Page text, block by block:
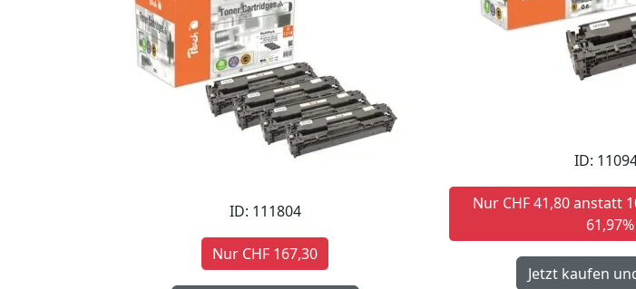
ID: 111804
Nur CHF 167,30
ID:
Nur CHF 41,80 anstatt
61,97%